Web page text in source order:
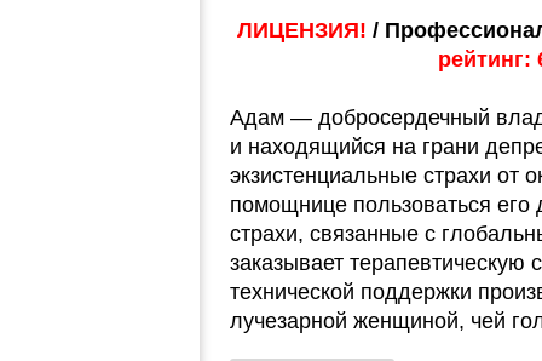
ЛИЦЕНЗИЯ! /
рейтинг:
Адам — добросердечный
и находящийся на грани
экзистенциальные страхи от
помощнице пользоваться
страхи, связанные с
заказывает
технической поддержки
лучезарной женщиной, чей